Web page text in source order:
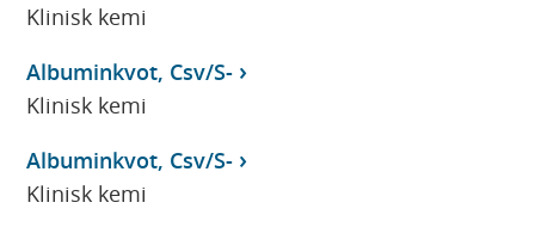
Klinisk kemi
Albuminkvot, Csv/S-
Klinisk kemi
Albuminkvot, Csv/S-
Klinisk kemi